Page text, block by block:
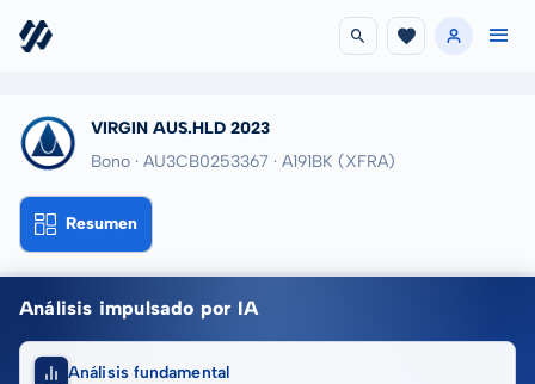
VIRGIN AUS.HLD 2023
Bono · AU3CB0253367 · A191BK (XFRA)
Resumen
Análisis impulsado por IA
Análisis fundamental